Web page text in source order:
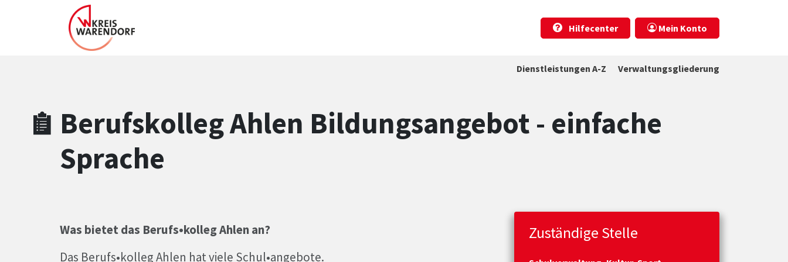
Zum Header
Zum Hauptinhalt
Zum Footer
Zum Hauptinhalt springen
Hilfecenter
Mein Konto
Dienstleistungen A-Z Verwaltungsgliederung
Berufskolleg Ahlen Bildungsangebot - einfache
Sprache
Was bietet das Berufs•kolleg Ahlen an?
Das Berufs•kolleg Ahlen hat viele Schul•angebote.
Zuständige Stelle